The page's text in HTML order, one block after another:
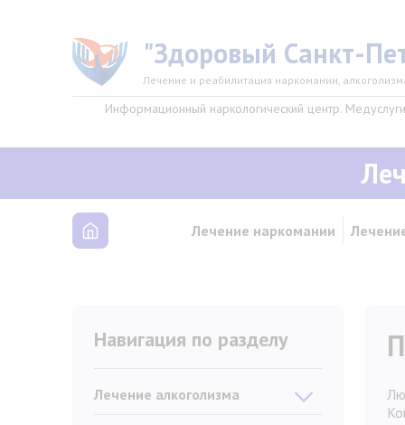
"Здоровый Санкт-
Лечение и реабилитация наркомании,
Информационный наркологический центр.
Лечение наркомании
Навигация по разделу
Лечение алкоголизма